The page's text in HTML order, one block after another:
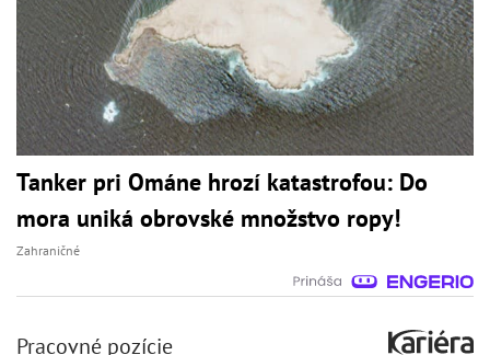
Tanker pri Ománe hrozí katastrofou: Do
mora uniká obrovské množstvo ropy!
Zahraničné
Pracovné pozície